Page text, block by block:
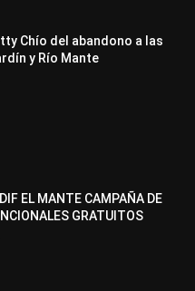
Chío del abandono a las
y Río Mante
EL MANTE CAMPAÑA DE
GRATUITOS